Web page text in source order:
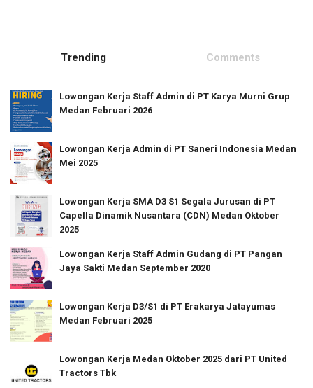
Trending Comments
Lowongan Kerja Staff Admin di PT Karya Murni Grup
Medan Februari 2026
Lowongan Kerja Admin di PT Saneri Indonesia Medan
Mei 2025
Lowongan Kerja SMA D3 S1 Segala Jurusan di PT
Capella Dinamik Nusantara (CDN) Medan Oktober
2025
Lowongan Kerja Staff Admin Gudang di PT Pangan
Jaya Sakti Medan September 2020
Lowongan Kerja D3/S1 di PT Erakarya Jatayumas
Medan Februari 2025
Lowongan Kerja Medan Oktober 2025 dari PT United
Tractors Tbk